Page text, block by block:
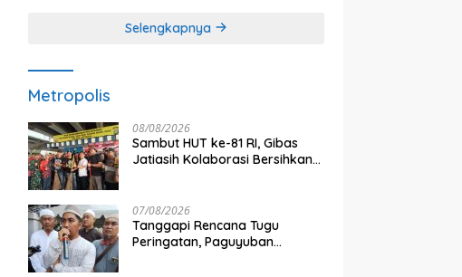
Selengkapnya
Metropolis
08/08/2026
Sambut HUT ke-81 RI, Gibas
Jatiasih Kolaborasi Bersihkan
07/08/2026
Tanggapi Rencana Tugu
Peringatan, Paguyuban